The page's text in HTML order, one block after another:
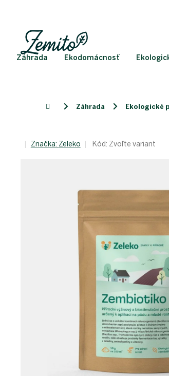
Záhrada Ekodomácnosť
DomovZáhrada Ekologické
Značka: Zeleko Kód: Zvoľte variant